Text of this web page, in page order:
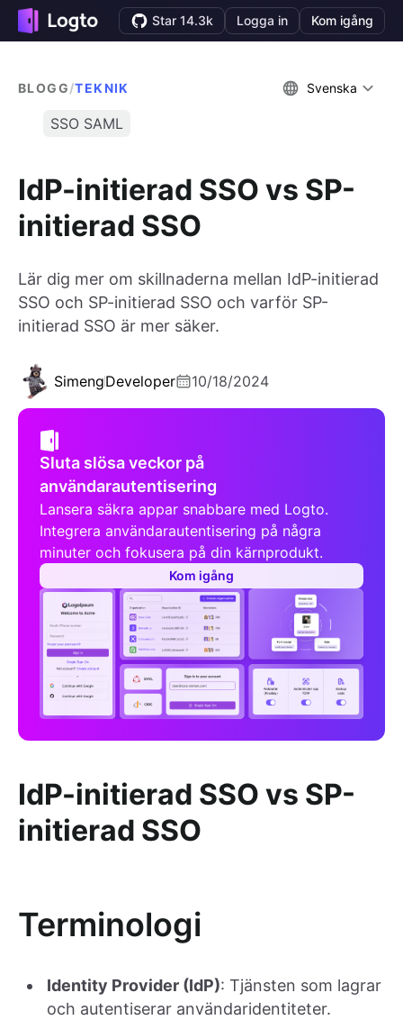
Star 14.3k Logga in Kom igång
BLOGG/TEKNIK Svenska
SSO SAML
IdP-initierad SSO vs SP-
initierad SSO
Lär dig mer om skillnaderna mellan IdP-initierad
SSO och SP-initierad SSO och varför SP-
initierad SSO är mer säker.
SimengDeveloper 10/18/2024
Sluta slösa veckor på
användarautentisering
Lansera säkra appar snabbare med Logto.
Integrera användarautentisering på några
minuter och fokusera på din kärnprodukt.
Kom igång
IdP-initierad SSO vs SP-
initierad SSO
Terminologi
Identity Provider (IdP): Tjänsten som lagrar
och autentiserar användaridentiteter.